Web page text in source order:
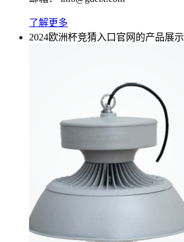
了解更多
2024欧洲杯竞猜入口官网的产品展示